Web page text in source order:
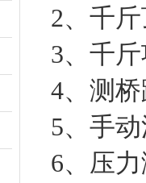
2、千
3、千
4、测
5、手
6、压